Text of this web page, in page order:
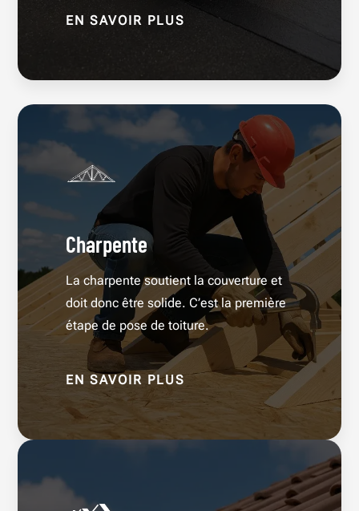
EN SAVOIR PLUS
Charpente
La charpente soutient la couverture et
doit donc être solide. C’est la première
étape de pose de toiture.
EN SAVOIR PLUS